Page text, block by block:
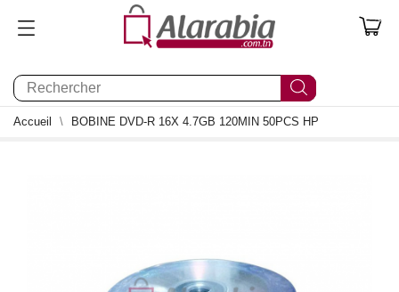
0
Accueil BOBINE DVD-R 16X 4.7GB 120MIN 50PCS HP